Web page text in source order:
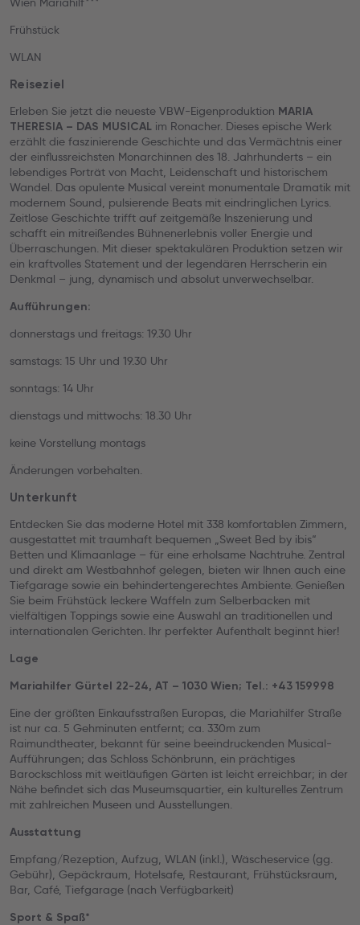
Frühstück
WLAN
Reiseziel
Erleben Sie jetzt die neueste VBW-Eigenproduktion MARIA
THERESIA – DAS MUSICAL im Ronacher. Dieses epische Werk
erzählt die faszinierende Geschichte und das Vermächtnis einer
der einflussreichsten Monarchinnen des 18. Jahrhunderts – ein
lebendiges Porträt von Macht, Leidenschaft und historischem
Wandel. Das opulente Musical vereint monumentale Dramatik mit
modernem Sound, pulsierende Beats mit eindringlichen Lyrics.
Zeitlose Geschichte trifft auf zeitgemäße Inszenierung und
schafft ein mitreißendes Bühnenerlebnis voller Energie und
Überraschungen. Mit dieser spektakulären Produktion setzen wir
ein kraftvolles Statement und der legendären Herrscherin ein
Denkmal – jung, dynamisch und absolut unverwechselbar.
Aufführungen:
donnerstags und freitags: 19.30 Uhr
samstags: 15 Uhr und 19.30 Uhr
sonntags: 14 Uhr
dienstags und mittwochs: 18.30 Uhr
keine Vorstellung montags
Änderungen vorbehalten.
Unterkunft
Entdecken Sie das moderne Hotel mit 338 komfortablen Zimmern,
ausgestattet mit traumhaft bequemen „Sweet Bed by ibis“
Betten und Klimaanlage – für eine erholsame Nachtruhe. Zentral
und direkt am Westbahnhof gelegen, bieten wir Ihnen auch eine
Tiefgarage sowie ein behindertengerechtes Ambiente. Genießen
Sie beim Frühstück leckere Waffeln zum Selberbacken mit
vielfältigen Toppings sowie eine Auswahl an traditionellen und
internationalen Gerichten. Ihr perfekter Aufenthalt beginnt hier!
Lage
Mariahilfer Gürtel 22-24, AT – 1030 Wien; Tel.: +43 159998
Eine der größten Einkaufsstraßen Europas, die Mariahilfer Straße
ist nur ca. 5 Gehminuten entfernt; ca. 330m zum
Raimundtheater, bekannt für seine beeindruckenden Musical-
Aufführungen; das Schloss Schönbrunn, ein prächtiges
Barockschloss mit weitläufigen Gärten ist leicht erreichbar; in der
Nähe befindet sich das Museumsquartier, ein kulturelles Zentrum
mit zahlreichen Museen und Ausstellungen.
Ausstattung
Empfang/Rezeption, Aufzug, WLAN (inkl.), Wäscheservice (gg.
Gebühr), Gepäckraum, Hotelsafe, Restaurant, Frühstücksraum,
Bar, Café, Tiefgarage (nach Verfügbarkeit)
Sport & Spaß*